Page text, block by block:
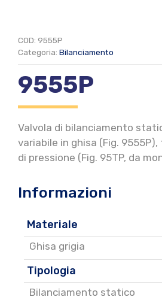
COD: 9555P
Categoria: Bilanciamento
9555P
Valvola di bilanciamento
variabile in ghisa (Fig.
di pressione (Fig. 95TP, da
Informazioni
Materiale
Ghisa grigia
Tipologia
Bilanciamento statico